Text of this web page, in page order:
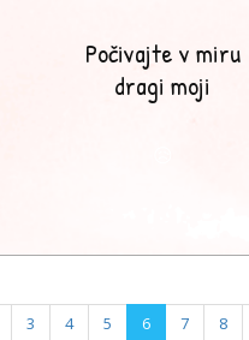
Počivajte v miru
dragi moji
3 4 5 6 7 8